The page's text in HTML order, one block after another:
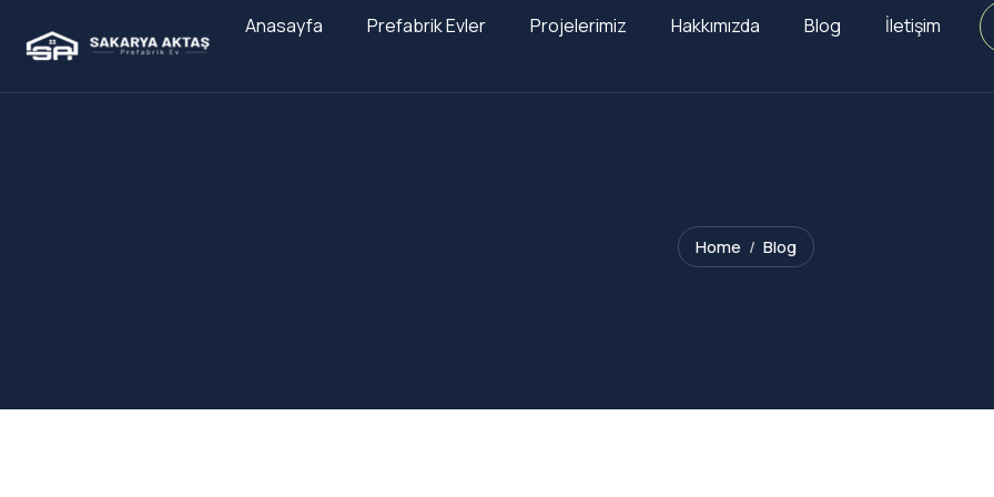
Anasayfa Prefabrik Evler Projelerimiz Hakkımızda Blog İletişim
Home Blog